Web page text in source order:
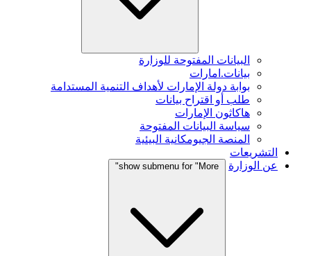
البيانات المفتوحة للوزارة
بيانات.امارات
بوابة دولة الإمارات لأهداف التنمية المستدامة
طلب أو اقتراح بيانات
هاكاثون الإمارات
سياسة البيانات المفتوحة
المنصة الجيومكانية البيئية
التشريعات
عن الوزارة
show submenu for "More"